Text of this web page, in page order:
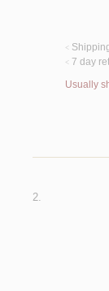
<
< 7 day
Usually
2.